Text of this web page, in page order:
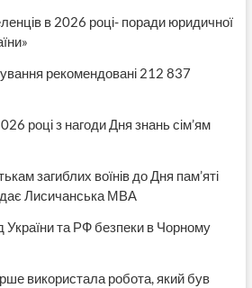
в 2026 році- поради юридичної
рекомендовані 212 837
році з нагоди Дня знань сім’ям
загиблих воїнів до Дня пам’яті
Лисичанська МВА
України та РФ безпеки в Чорному
використала робота, який був